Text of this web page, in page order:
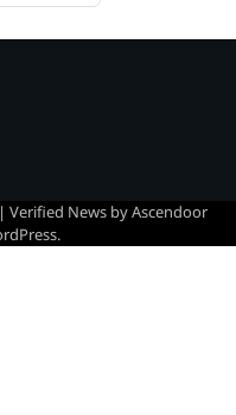
| Verified News byAscendoor
.